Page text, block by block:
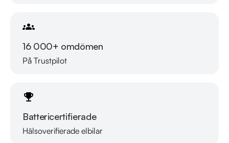
försäkring kostnadsfritt i samarbete med Folksam, vi tar gärna
information.
Måndag - Söndag 08:00 - 24:00
Besökstider i butik:
Måndag - Fredag 09:00 - 19:00
16 000+ omdömen
På Trustpilot
Battericertifierade
Hälsoverifierade elbilar
Läs mer om oss